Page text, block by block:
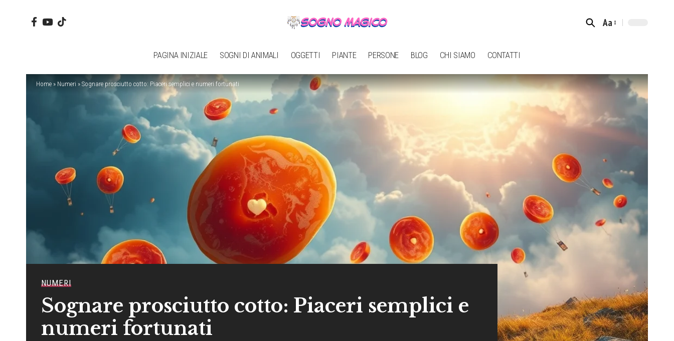
Font
Aa
PAGINA INIZIALE SOGNI DI ANIMALI OGGETTI PIANTE PERSONE BLOG CHI SIAMO CONTATTI
Home » Numeri » Sognare prosciutto cotto: Piaceri semplici e numeri fortunati
NUMERI
Sognare prosciutto cotto: Piaceri semplici e
numeri fortunati